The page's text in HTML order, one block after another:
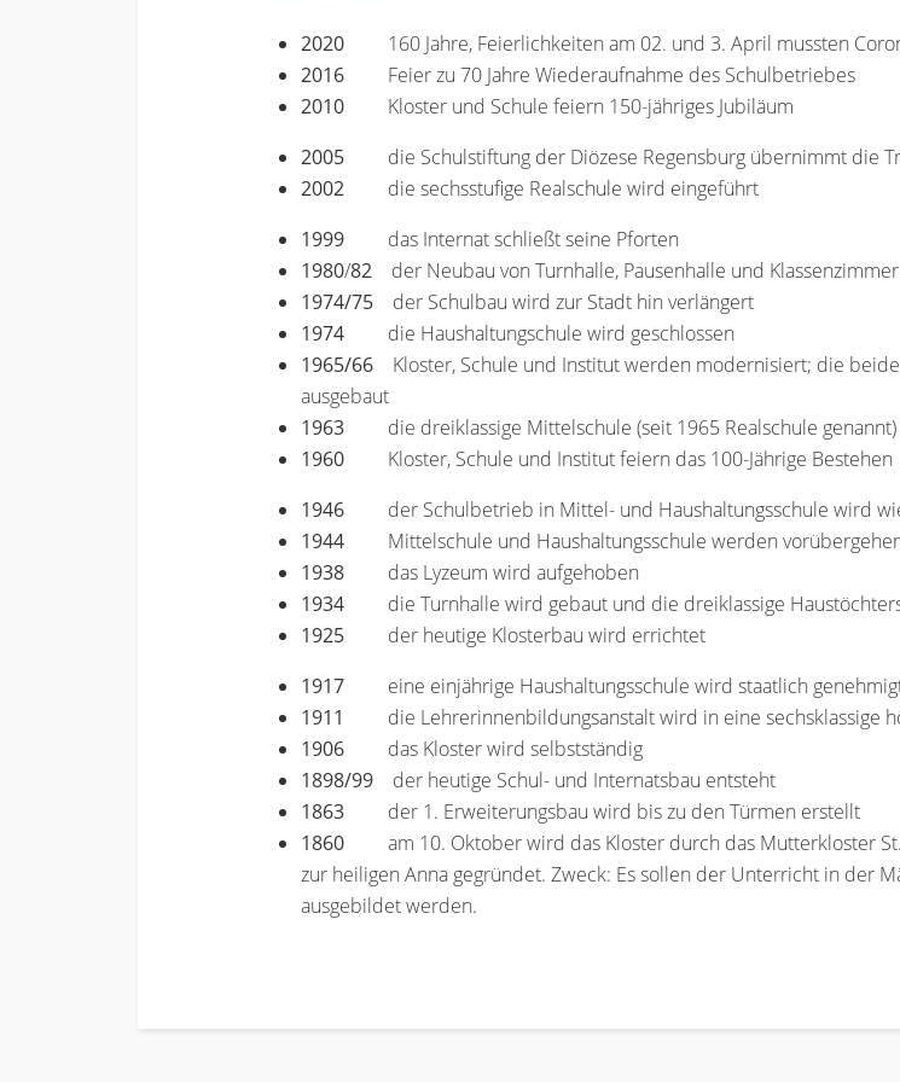
2020
160 Jahre, Feierlichkeiten am 02. und 3. April mussten
2016 Feier zu 70 Jahre Wiederaufnahme des Schulbetriebes
2010 Kloster und Schule feiern 150-jähriges Jubiläum
2005 die Schulstiftung der Diözese Regensburg übernimmt die
2002 die sechsstufige Realschule wird eingeführt
1999 das Internat schließt seine Pforten
1980/82 der Neubau von Turnhalle, Pausenhalle und
1974/75 der Schulbau wird zur Stadt hin verlängert
1974 die Haushaltungschule wird geschlossen
1965/66 Kloster, Schule und Institut werden modernisiert; die
ausgebaut
1963 die dreiklassige Mittelschule (seit 1965 Realschule
1960 Kloster, Schule und Institut feiern das 100-Jährige Bestehen
1946 der Schulbetrieb in Mittel- und Haushaltungsschule wird
1944 Mittelschule und Haushaltungsschule werden
1938 das Lyzeum wird aufgehoben
1934 die Turnhalle wird gebaut und die dreiklassige
1925 der heutige Klosterbau wird errichtet
1917 eine einjährige Haushaltungsschule wird staatlich
1911 die Lehrerinnenbildungsanstalt wird in eine sechsklassige
1906 das Kloster wird selbstständig
1898/99 der heutige Schul- und Internatsbau entsteht
1863 der 1. Erweiterungsbau wird bis zu den Türmen erstellt
1860
am 10. Oktober wird das Kloster durch das Mutterkloster
zur heiligen Anna gegründet. Zweck: Es sollen der Unterricht in der
ausgebildet werden.